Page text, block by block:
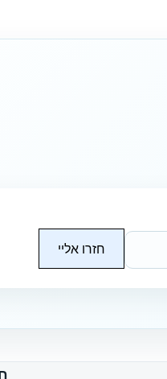
חזרו אליי